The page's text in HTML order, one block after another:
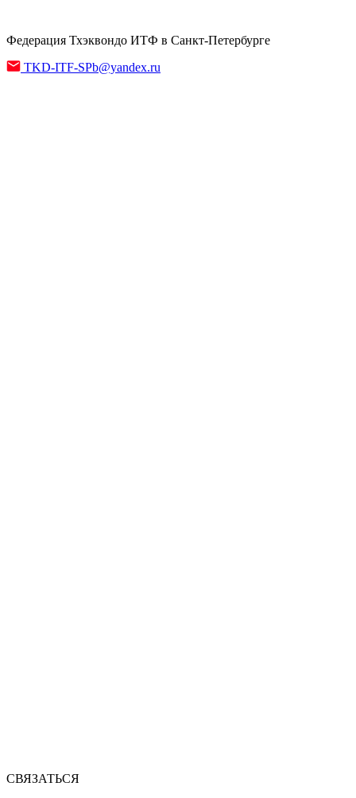
Федерация Тхэквондо ИТФ в Санкт-Петербурге
TKD-ITF-SPb@yandex.ru
СВЯЗАТЬСЯ